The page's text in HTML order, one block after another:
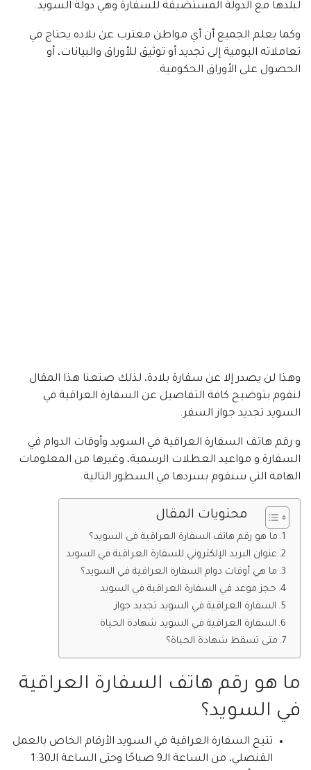
لبلدها مع الدولة المستضيفة للسفارة وهي دولة السويد.
وكما يعلم الجميع أن أي مواطن مغترب عن بلاده يحتاج في
تعاملاته اليومية إلى تجديد أو توثيق للأوراق والبيانات، أو
الحصول على الأوراق الحكومية.
وهذا لن يصدر إلا عن سفارة بلادة، لذلك صنعنا هذا المقال
لنقوم بتوضيح كافة التفاصيل عن السفارة العراقية في
السويد تجديد جواز السفر.
و رقم هاتف السفارة العراقية في السويد وأوقات الدوام في
السفارة و مواعيد العطلات الرسمية، وغيرها من المعلومات
الهامة التي سنقوم بسردها في السطور التالية.
محتويات المقال
ما هو رقم هاتف السفارة العراقية في السويد؟
عنوان البريد الإلكتروني للسفارة العراقية في السويد
ما هي أوقات دوام السفارة العراقية في السويد؟
حجز موعد في السفارة العراقية في السويد
السفارة العراقية في السويد تجديد جواز
السفارة العراقية في السويد شهادة الحياة
متى تسقط شهادة الحياة؟
ما هو رقم هاتف السفارة العراقية
في السويد؟
تتيح السفارة العراقية في السويد الأرقام الخاص بالعمل
القنصلي، من الساعة الـ9 صباحًا وحتى الساعة الـ1:30